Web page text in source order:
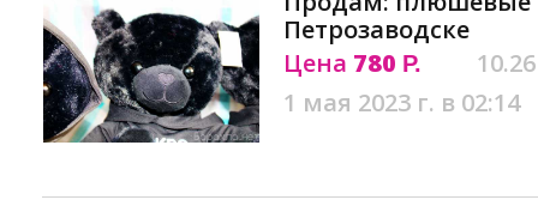
Петрозаводске
Цена 780 Р.
1 мая 2023 г. в 02:14